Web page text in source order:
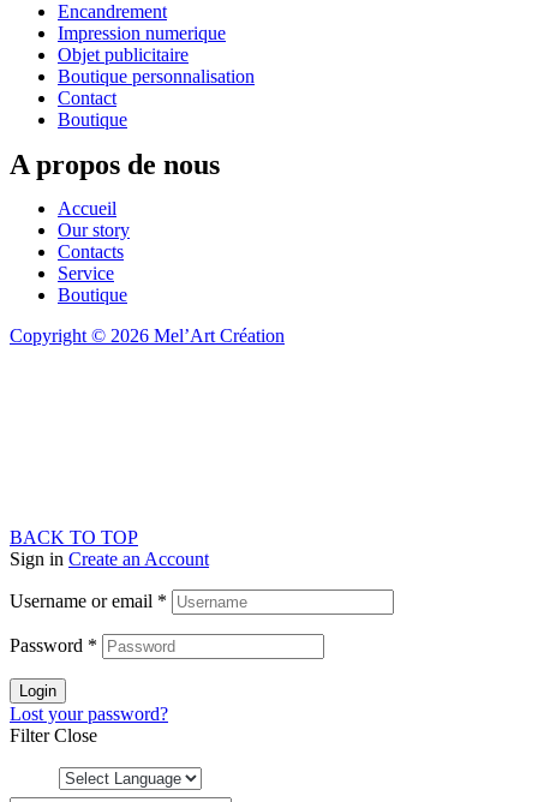
Encandrement
Impression numerique
Objet publicitaire
Boutique personnalisation
Contact
Boutique
A propos de nous
Accueil
Our story
Contacts
Service
Boutique
Copyright © 2026 Mel’Art Création
BACK TO TOP
Sign in Create an Account
Username or email *
Password *
Login
Lost your password?
Filter Close